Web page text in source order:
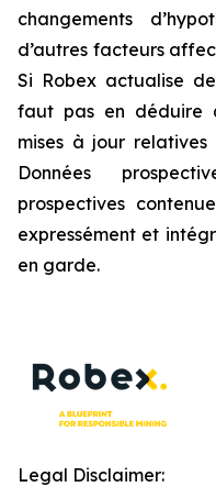
changements
d’autres facteurs
Si Robex actualise
faut pas en déduire
mises à jour
Données
prospectives
expressément et
en garde.
Legal Disclaimer: